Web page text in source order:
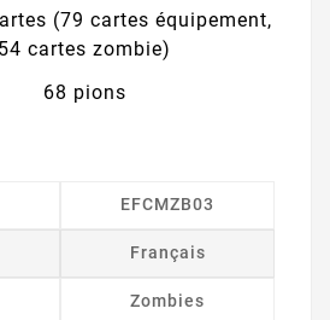
(79 cartes équipement,
54 cartes zombie)
68 pions
EFCMZB03
Français
Zombies